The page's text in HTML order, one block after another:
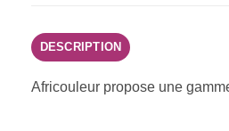
DESCRIPTION
Africouleur propose une